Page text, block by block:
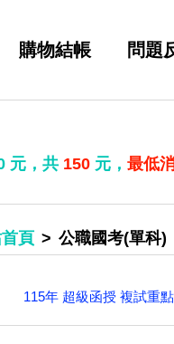
購物結帳 問題
元，共 150 元， 最低
頁 公職國考(單科)
115年 超級函授 複試重